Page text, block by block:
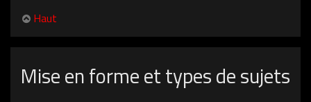
Haut
Mise en forme et types de sujets